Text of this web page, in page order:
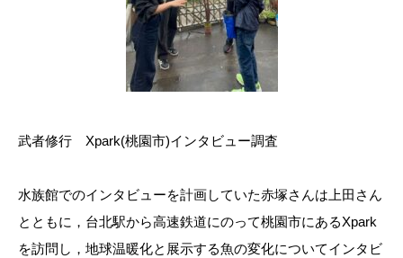
武者修行 Xpark(桃園市)インタビュー調査
水族館でのインタビューを計画していた赤塚さんは上田さん
とともに，台北駅から高速鉄道にのって桃園市にあるXpark
を訪問し，地球温暖化と展示する魚の変化についてインタビ